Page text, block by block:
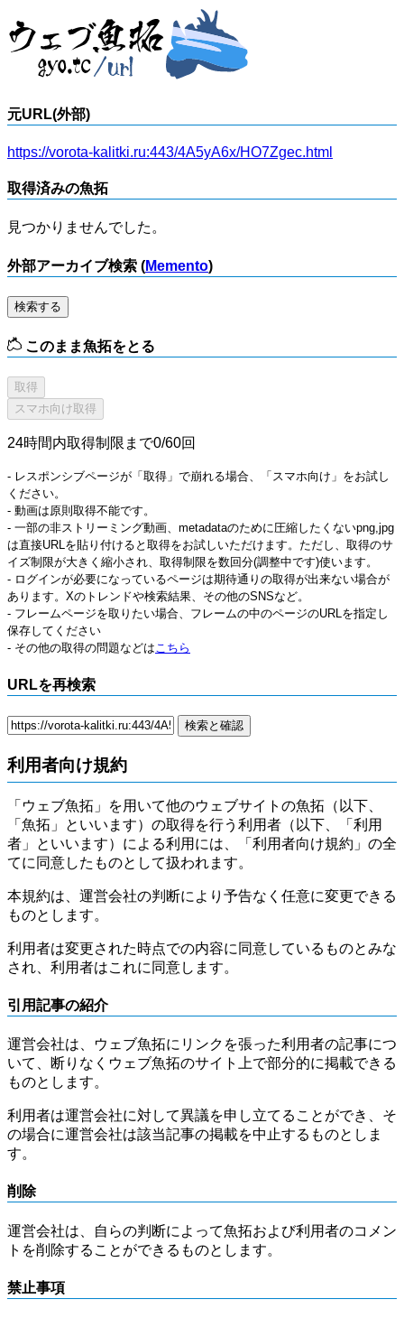
元URL(外部)
https://vorota-kalitki.ru:443/4A5yA6x/HO7Zgec.html
取得済みの魚拓
見つかりませんでした。
外部アーカイブ検索 (Memento)
検索する
このまま魚拓をとる
24時間内取得制限まで0/60回
- レスポンシブページが「取得」で崩れる場合、「スマホ向け」をお試し
ください。
- 動画は原則取得不能です。
- 一部の非ストリーミング動画、metadataのために圧縮したくないpng,jpg
は直接URLを貼り付けると取得をお試しいただけます。ただし、取得のサ
イズ制限が大きく縮小され、取得制限を数回分(調整中です)使います。
- ログインが必要になっているページは期待通りの取得が出来ない場合が
あります。Xのトレンドや検索結果、その他のSNSなど。
- フレームページを取りたい場合、フレームの中のページのURLを指定し
保存してください
- その他の取得の問題などはこちら
URLを再検索
利用者向け規約
「ウェブ魚拓」を用いて他のウェブサイトの魚拓（以下、
「魚拓」といいます）の取得を行う利用者（以下、「利用
者」といいます）による利用には、「利用者向け規約」の全
てに同意したものとして扱われます。
本規約は、運営会社の判断により予告なく任意に変更できる
ものとします。
利用者は変更された時点での内容に同意しているものとみな
され、利用者はこれに同意します。
引用記事の紹介
運営会社は、ウェブ魚拓にリンクを張った利用者の記事につ
いて、断りなくウェブ魚拓のサイト上で部分的に掲載できる
ものとします。
利用者は運営会社に対して異議を申し立てることができ、そ
の場合に運営会社は該当記事の掲載を中止するものとしま
す。
削除
運営会社は、自らの判断によって魚拓および利用者のコメン
トを削除することができるものとします。
禁止事項